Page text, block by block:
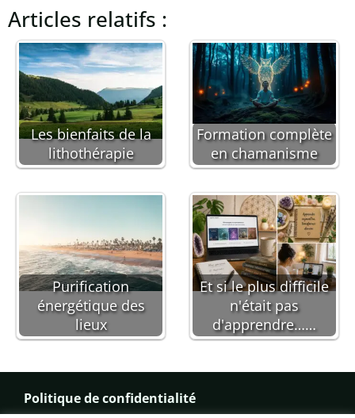
Articles relatifs :
Les bienfaits de la
lithothérapie
Formation complète
en chamanisme
Purification
énergétique des
lieux
Et si le plus difficile
n'était pas
d'apprendre……
Politique de confidentialité